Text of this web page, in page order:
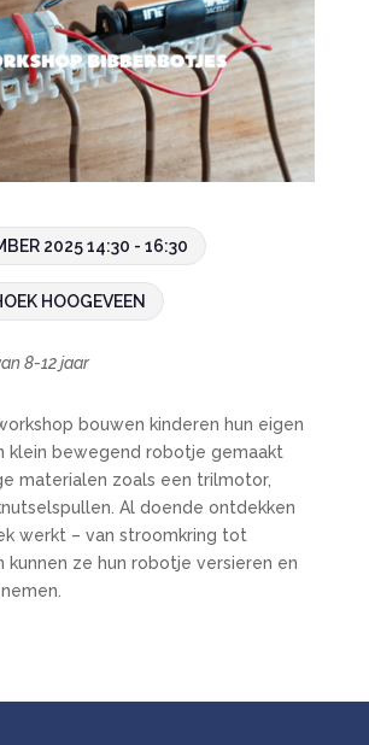
2025 14:30 - 16:30
HOOGEVEEN
8-12 jaar
bouwen kinderen hun eigen
klein bewegend robotje gemaakt
materialen zoals een trilmotor,
Al doende ontdekken
werkt – van stroomkring tot
kunnen ze hun robotje versieren en